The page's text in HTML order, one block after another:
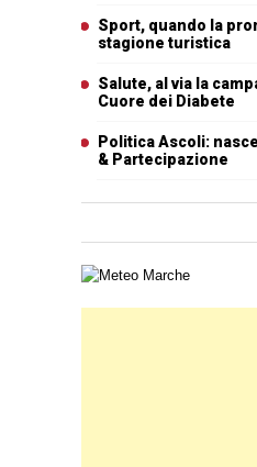
Sport, quando la
stagione turistica
Salute, al via la
Cuore dei Diabete
Politica Ascoli:
& Partecipazione
Carta meteorologica delle